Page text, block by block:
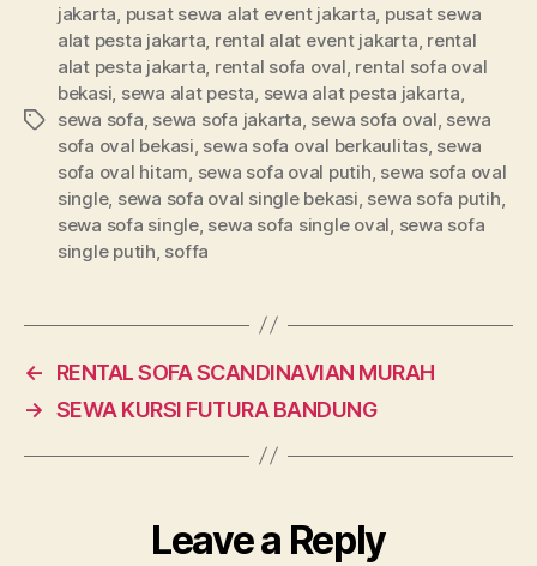
Tags
jakarta pusat sewa alat event jakarta pusat sewa
alat pesta jakarta rental alat event jakarta rental
alat pesta jakarta rental sofa oval rental sofa oval
bekasi sewa alat pesta sewa alat pesta jakarta
sewa sofa sewa sofa jakarta sewa sofa oval sewa
sofa oval bekasi sewa sofa oval berkaulitas, sewa
sofa oval hitam sewa sofa oval putih sewa sofa oval
single, sewa sofa oval single bekasi sewa sofa putih
sewa sofa single, sewa sofa single oval sewa sofa
single putih soffa
←
RENTAL SOFA SCANDINAVIAN MURAH
→ SEWA KURSI FUTURA BANDUNG
Leave a Reply